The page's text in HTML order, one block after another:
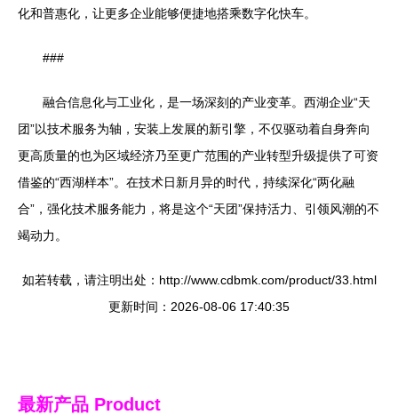
化和普惠化，让更多企业能够便捷地搭乘数字化快车。
###
融合信息化与工业化，是一场深刻的产业变革。西湖企业“天
团”以技术服务为轴，安装上发展的新引擎，不仅驱动着自身奔向
更高质量的也为区域经济乃至更广范围的产业转型升级提供了可资
借鉴的“西湖样本”。在技术日新月异的时代，持续深化“两化融
合”，强化技术服务能力，将是这个“天团”保持活力、引领风潮的不
竭动力。
如若转载，请注明出处：http://www.cdbmk.com/product/33.html
更新时间：2026-08-06 17:40:35
最新产品 Product